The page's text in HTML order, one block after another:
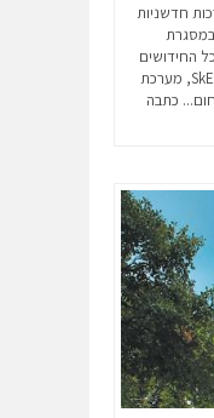
חדשניות
במסגרת
החידושים
החברה הציגה מערכת ™SkEye WAPS, מערכת
כתבה